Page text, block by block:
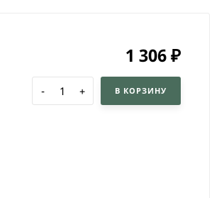
1 306 ₽
- + В КОРЗИНУ